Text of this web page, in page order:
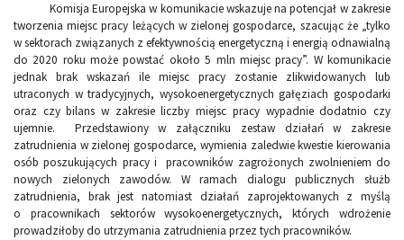
Komisja Europejska w komunikacie wskazuje na potencjał w zakresie
tworzenia miejsc pracy leżących w zielonej gospodarce, szacując że „tylko
w sektorach związanych z efektywnością energetyczną i energią odnawialną
do 2020 roku może powstać około 5 mln miejsc pracy”. W komunikacie
jednak brak wskazań ile miejsc pracy zostanie zlikwidowanych lub
utraconych w tradycyjnych, wysokoenergetycznych gałęziach gospodarki
oraz czy bilans w zakresie liczby miejsc pracy wypadnie dodatnio czy
ujemnie. Przedstawiony w załączniku zestaw działań w zakresie
zatrudnienia w zielonej gospodarce, wymienia zaledwie kwestie kierowania
osób poszukujących pracy i pracowników zagrożonych zwolnieniem do
nowych zielonych zawodów. W ramach dialogu publicznych służb
zatrudnienia, brak jest natomiast działań zaprojektowanych z myślą
o pracownikach sektorów wysokoenergetycznych, których wdrożenie
prowadziłoby do utrzymania zatrudnienia przez tych pracowników.